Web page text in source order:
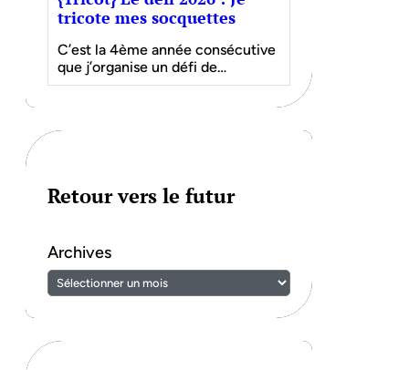
tricote mes socquettes
C’est la 4ème année consécutive
que j’organise un défi de…
Retour vers le futur
Archives